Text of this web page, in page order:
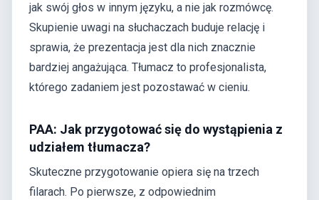
jak swój głos w innym języku, a nie jak rozmówcę.
Skupienie uwagi na słuchaczach buduje relację i
sprawia, że prezentacja jest dla nich znacznie
bardziej angażująca. Tłumacz to profesjonalista,
którego zadaniem jest pozostawać w cieniu.
PAA: Jak przygotować się do wystąpienia z
udziałem tłumacza?
Skuteczne przygotowanie opiera się na trzech
filarach. Po pierwsze, z odpowiednim